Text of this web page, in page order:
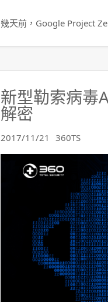
幾天前，Google Project
新型勒索病毒
解密
2017/11/21 360TS